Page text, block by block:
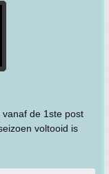
de 1ste post
voltooid is